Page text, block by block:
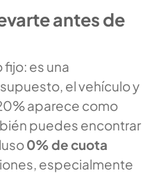
antes de
fijo: es una
el vehículo y
aparece como
puedes encontrar
0% de cuota
especialmente